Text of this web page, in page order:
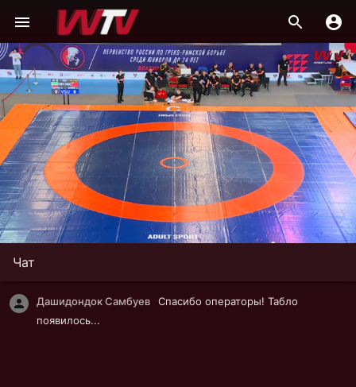
Чат
Дашидондок Самбуев
Спасибо операторы! Табло
появилось...